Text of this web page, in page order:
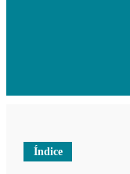
Índice